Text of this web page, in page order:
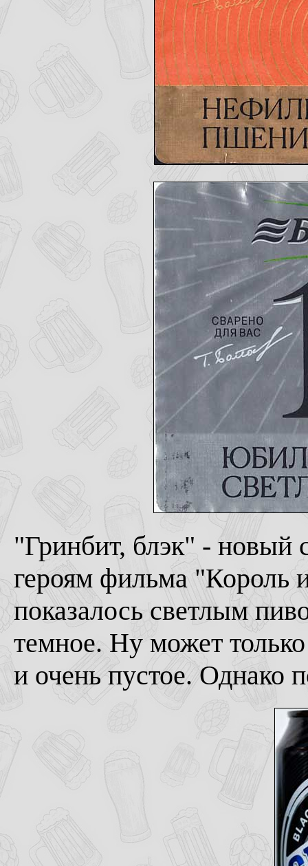
"Гринбит, блэк" - новый
героям фильма
показалось светлым
темное. Ну может
и очень пустое. Однако